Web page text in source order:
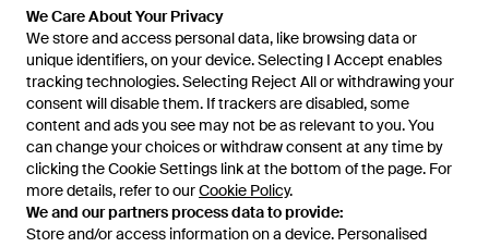
We Care About Your Privacy
We store and access personal data, like browsing data or
unique identifiers, on your device. Selecting I Accept enables
tracking technologies. Selecting Reject All or withdrawing your
consent will disable them. If trackers are disabled, some
content and ads you see may not be as relevant to you. You
can change your choices or withdraw consent at any time by
clicking the Cookie Settings link at the bottom of the page. For
more details, refer to ourCookie Policy.
We and our partners process data to provide:
Store and/or access information on a device. Personalised
We Care About Your Privacy
We store and access personal data, like browsing data or
unique identifiers, on your device. Selecting I Accept enables
tracking technologies. Selecting Reject All or withdrawing your
consent will disable them. If trackers are disabled, some
content and ads you see may not be as relevant to you. You
can change your choices or withdraw consent at any time by
clicking the Cookie Settings link at the bottom of the page. For
more details, refer to ourCookie Policy.
We and our partners process data to provide:
Store and/or access information on a device. Personalised
ESAURITO